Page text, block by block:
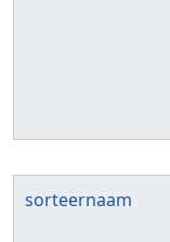
sorteernaam